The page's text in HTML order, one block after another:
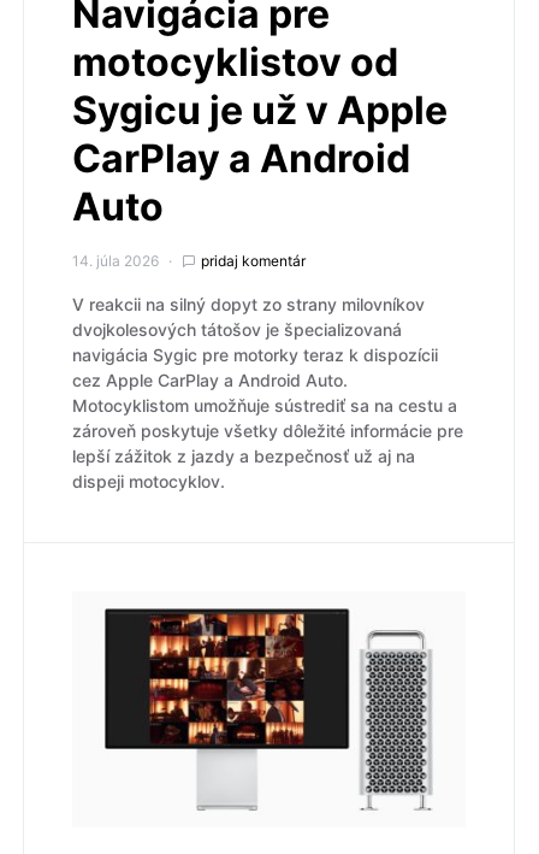
Navigácia pre
motocyklistov od
Sygicu je už v Apple
CarPlay a Android
Auto
14. júla 2026 pridaj komentár
V reakcii na silný dopyt zo strany milovníkov
dvojkolesových tátošov je špecializovaná
navigácia Sygic pre motorky teraz k dispozícii
cez Apple CarPlay a Android Auto.
Motocyklistom umožňuje sústrediť sa na cestu a
zároveň poskytuje všetky dôležité informácie pre
lepší zážitok z jazdy a bezpečnosť už aj na
dispeji motocyklov.